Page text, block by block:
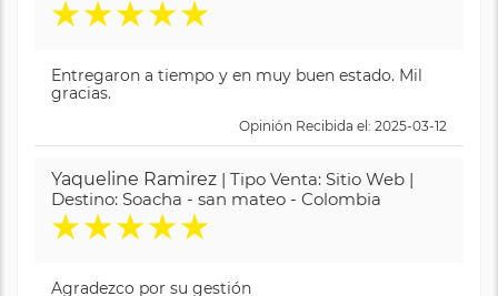
★★★★★
Entregaron a tiempo y en muy buen estado. Mil
gracias.
Opinión Recibida el: 2025-03-12
Yaqueline Ramirez | Tipo Venta: Sitio Web |
Destino: Soacha - san mateo - Colombia
★★★★★
Agradezco por su gestión